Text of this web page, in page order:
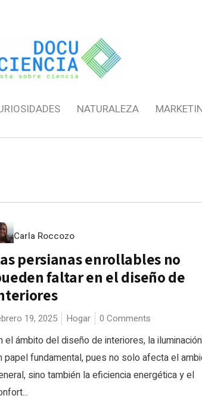
NATURALEZA
Carla Roccozo
persianas enrollables no
faltar en el diseño de
19, 2025 Hogar 0 Comments
el ámbito del diseño de interiores, la
papel fundamental, pues no solo afecta el
sino también la eficiencia energética y el